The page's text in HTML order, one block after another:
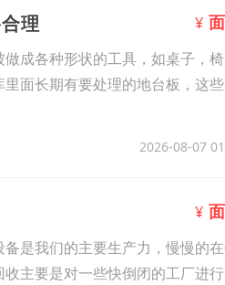
理 ¥
成各种形状的工具，如桌子，椅
面长期有要处理的地台板，这些
2026-08-07
¥
是我们的主要生产力，慢慢的
主要是对一些快倒闭的工厂进行